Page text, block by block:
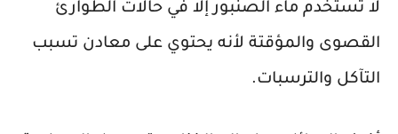
لا تستخدم ماء الصنبور إلا في حالات الطوارئ
القصوى والمؤقتة لأنه يحتوي على معادن تسبب
التآكل والترسبات.